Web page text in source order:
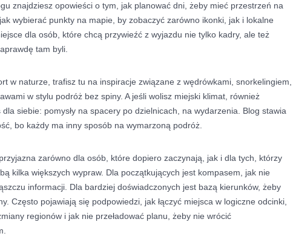
znajdziesz opowieści o tym, jak planować dni, żeby mieć przestrzeń na
wybierać punkty na mapie, by zobaczyć zarówno ikonki, jak i lokalne
dla osób, które chcą przywieźć z wyjazdu nie tylko kadry, ale też
tam byli.
w naturze, trafisz tu na inspiracje związane z wędrówkami, snorkelingiem,
w stylu podróż bez spiny. A jeśli wolisz miejski klimat, również
siebie: pomysły na spacery po dzielnicach, na wydarzenia. Blog stawia
bo każdy ma inny sposób na wymarzoną podróż.
zarówno dla osób, które dopiero zaczynają, jak i dla tych, którzy
kilka większych wypraw. Dla początkujących jest kompasem, jak nie
informacji. Dla bardziej doświadczonych jest bazą kierunków, żeby
Często pojawiają się podpowiedzi, jak łączyć miejsca w logiczne odcinki,
regionów i jak nie przeładować planu, żeby nie wrócić